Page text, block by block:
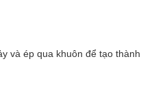
và ép qua khuôn để tạo thành